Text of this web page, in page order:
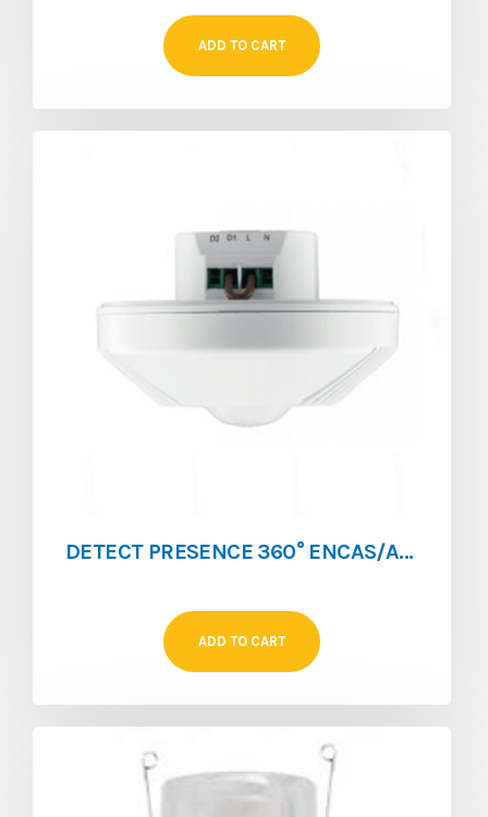
ADD TO CART
DETECT PRESENCE 360° ENCAS/APP DOUBLE TECH KPD D
ADD TO CART